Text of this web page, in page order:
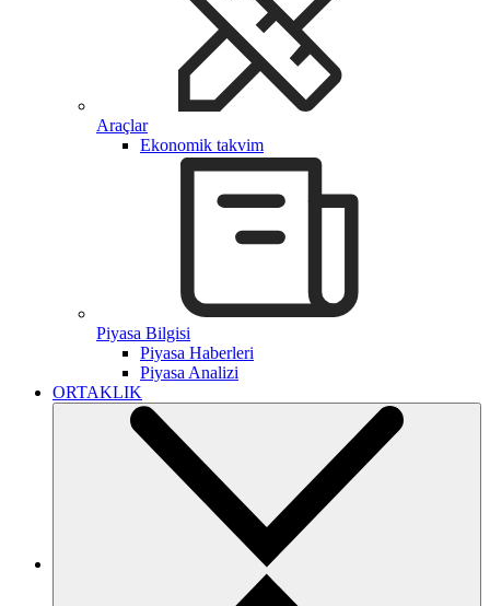
Araçlar
Ekonomik takvim
Piyasa Bilgisi
Piyasa Haberleri
Piyasa Analizi
ORTAKLIK